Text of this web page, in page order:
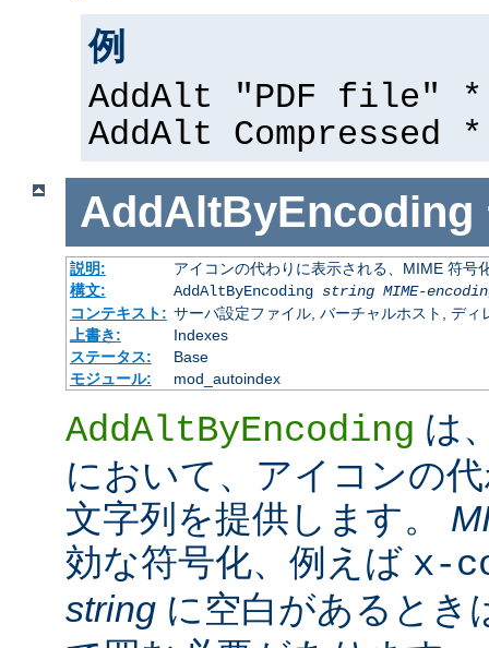
例
AddAlt "PDF file"
AddAlt
AddAltByEncoding
説明:
アイコンの代わりに表示される、MIME 符号
構文:
AddAltByEncoding string MIME-
コンテキスト: サーバ設定ファイル, バーチャルホスト, ディ
上書き:
Indexes
ステータス:
Base
モジュール:
mod_autoindex
AddAltByEncoding は
において、アイコンの
文字列を提供します。
効な符号化、例えば x-
string に空白があるとき